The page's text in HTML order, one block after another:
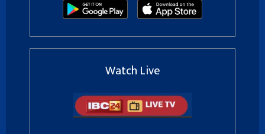
Watch Live